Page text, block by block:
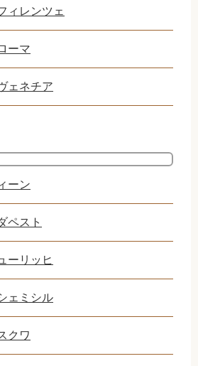
ィレンツェ
ーマ
ェネチア
ーン
ペスト
ーリッヒ
ェミシル
クワ